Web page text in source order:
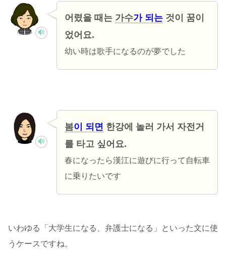
어렸을 때는 가수가 되는것이 꿈이
었어요.
幼い時は歌手になるのが夢でした
봄이 되면 한강에 놀러 가서 자전거
를 타고 싶어요.
春になったら漢江に遊びに行って自転車
に乗りたいです
いわゆる「大学生になる、弁護士になる」といった文に使
うケースですね。